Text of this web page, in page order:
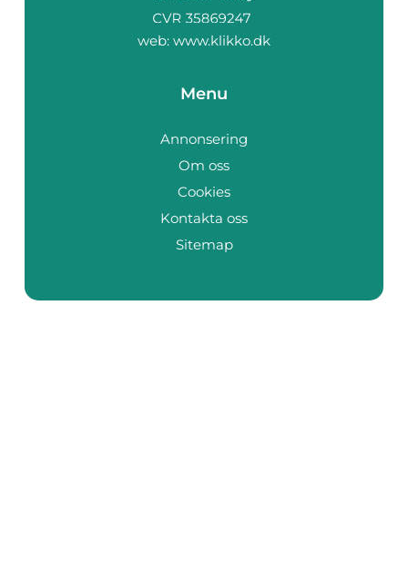
web: www.klikko.dk
Menu
Annonsering
Om oss
Cookies
Kontakta oss
Sitemap